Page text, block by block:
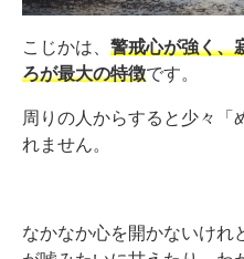
こじかは、 警戒心が強く、
ろが最大の特徴です。
周りの人からすると少々「
れません。
なかなか心を開かないけれ